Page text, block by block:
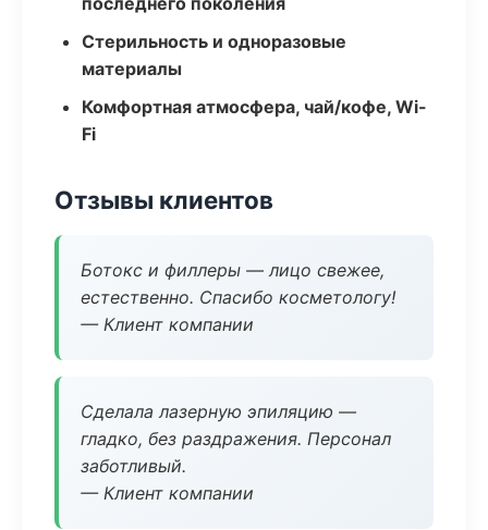
Стерильность и одноразовые
материалы
Комфортная атмосфера, чай/кофе, Wi-
Fi
Отзывы клиентов
Ботокс и филлеры — лицо свежее,
естественно. Спасибо косметологу!
— Клиент компании
Сделала лазерную эпиляцию —
гладко, без раздражения. Персонал
заботливый.
— Клиент компании